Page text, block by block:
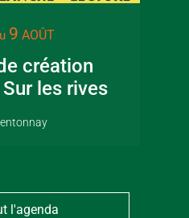
9 AOÛT
création
les rives
l'agenda